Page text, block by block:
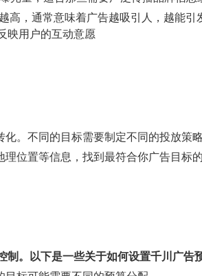
，通常意味着广告越吸引人，越能引
映用户的互动意愿
。不同的目标需要制定不同的投放策略
位置等信息，找到最符合你广告目标
。以下是一些关于如何设置千川广告